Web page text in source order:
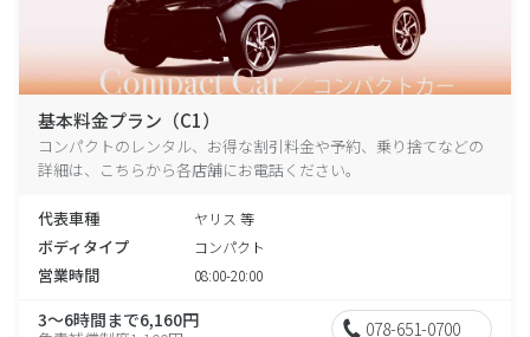
基本料金プラン（C1）
コンパクトのレンタル、お得な割引料金や予約、乗り捨てなどの
詳細は、こちらから各店舗にお電話ください。
代表車種 ヤリス 等
ボディタイプ コンパクト
営業時間 08:00-20:00
3～6時間まで6,160円 078-651-0700